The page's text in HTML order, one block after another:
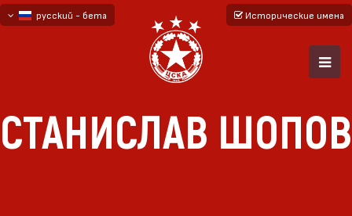
русский - бета
Исторические имена
СТАНИСЛАВ ШОПОВ